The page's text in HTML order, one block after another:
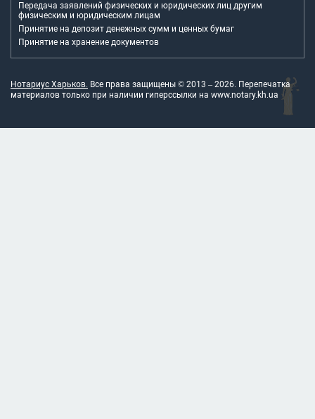
Передача заявлений физических и юридических лиц другим
физическим и юридическим лицам
Принятие на депозит денежных сумм и ценных бумаг
Принятие на хранение документов
Нотариус Харьков. Все права защищены © 2013 – 2026. Перепечатка
материалов только при наличии гиперссылки на www.notary.kh.ua